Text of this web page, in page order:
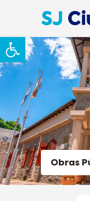
Abrir
Obras